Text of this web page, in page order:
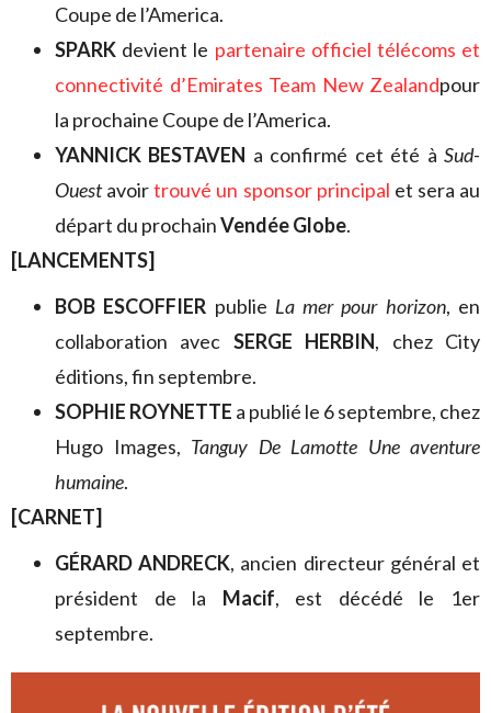
Coupe de l’America.
SPARK devient le partenaire officiel télécoms et
connectivité d’Emirates Team New Zealandpour
la prochaine Coupe de l’America.
YANNICK BESTAVEN a confirmé cet été àSud-
Ouestavoirtrouvé un sponsor principal et sera au
départ du prochainVendée Globe.
[LANCEMENTS]
BOB ESCOFFIER publie La mer pour horizon, en
collaboration avec SERGE HERBIN, chez City
éditions, fin septembre.
SOPHIE ROYNETTE a publié le 6 septembre, chez
Hugo Images, Tanguy De Lamotte Une aventure
humaine.
[CARNET]
GÉRARD ANDRECK, ancien directeur général et
président de la Macif, est décédé le 1er
septembre.